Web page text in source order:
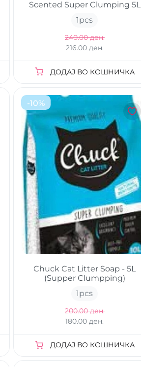
Scented Super Clumping 5L
1pcs
240.00 ден.
216.00 ден.
ДОДАЈ ВО КОШНИЧКА
-10%
Chuck Cat Litter Soap - 5L
(Supper Clumpping)
1pcs
200.00 ден.
180.00 ден.
ДОДАЈ ВО КОШНИЧКА